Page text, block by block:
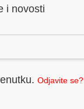
i novosti
Odjavite se?